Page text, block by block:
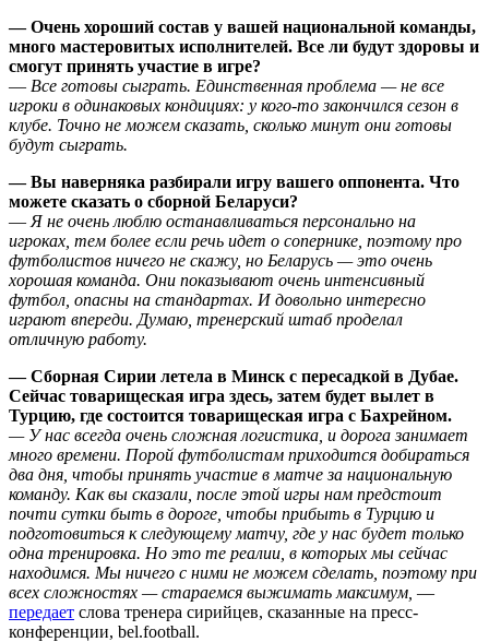
— Очень хороший состав у вашей национальной команды,
много мастеровитых исполнителей. Все ли будут здоровы и
смогут принять участие в игре?
— Все готовы сыграть. Единственная проблема — не все
игроки в одинаковых кондициях: у кого-то закончился сезон в
клубе. Точно не можем сказать, сколько минут они готовы
будут сыграть.
— Вы наверняка разбирали игру вашего оппонента. Что
можете сказать о сборной Беларуси?
— Я не очень люблю останавливаться персонально на
игроках, тем более если речь идет о сопернике, поэтому про
футболистов ничего не скажу, но Беларусь — это очень
хорошая команда. Они показывают очень интенсивный
футбол, опасны на стандартах. И довольно интересно
играют впереди. Думаю, тренерский штаб проделал
отличную работу.
— Сборная Сирии летела в Минск с пересадкой в Дубае.
Сейчас товарищеская игра здесь, затем будет вылет в
Турцию, где состоится товарищеская игра с Бахрейном.
— У нас всегда очень сложная логистика, и дорога занимает
много времени. Порой футболистам приходится добираться
два дня, чтобы принять участие в матче за национальную
команду. Как вы сказали, после этой игры нам предстоит
почти сутки быть в дороге, чтобы прибыть в Турцию и
подготовиться к следующему матчу, где у нас будет только
одна тренировка. Но это те реалии, в которых мы сейчас
находимся. Мы ничего с ними не можем сделать, поэтому при
всех сложностях — стараемся выжимать максимум, —
передает слова тренера сирийцев, сказанные на пресс-
конференции, bel.football.